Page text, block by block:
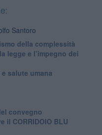
Santoro
della complessità
legge e l’impegno dei
salute umana
convegno
il CORRIDOIO BLU